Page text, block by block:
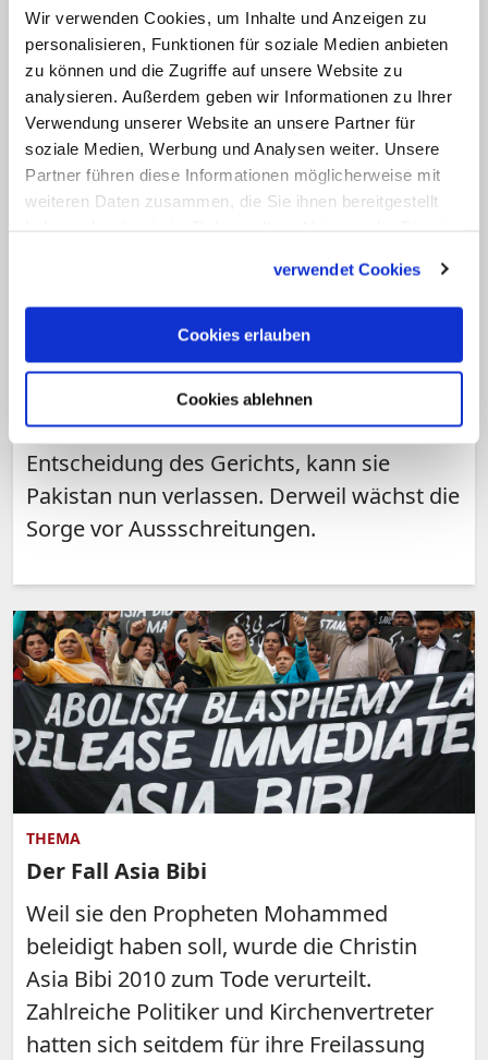
Wir verwenden Cookies, um Inhalte und Anzeigen zu
personalisieren, Funktionen für soziale Medien anbieten
zu können und die Zugriffe auf unsere Website zu
analysieren. Außerdem geben wir Informationen zu Ihrer
Verwendung unserer Website an unsere Partner für
soziale Medien, Werbung und Analysen weiter. Unsere
Partner führen diese Informationen möglicherweise mit
weiteren Daten zusammen, die Sie ihnen bereitgestellt
verwendet Cookies
Cookies erlauben
Cookies ablehnen
Oberstes Gericht lehnt Berufung gegen
Freispruch bestätigt: Asia Bibi darf
Der Berufungsantrag gegen den
Freispruch der ursprünglich wegen
Blasphemie zum Tode verurteilten Christin
Asia Bibi ist unzulässig. Nach der
Entscheidung des Gerichts, kann sie
Pakistan nun verlassen. Derweil wächst die
Sorge vor Aussschreitungen.
THEMA
Der Fall Asia Bibi
Weil sie den Propheten Mohammed
beleidigt haben soll, wurde die Christin
Asia Bibi 2010 zum Tode verurteilt.
Zahlreiche Politiker und Kirchenvertreter
hatten sich seitdem für ihre Freilassung